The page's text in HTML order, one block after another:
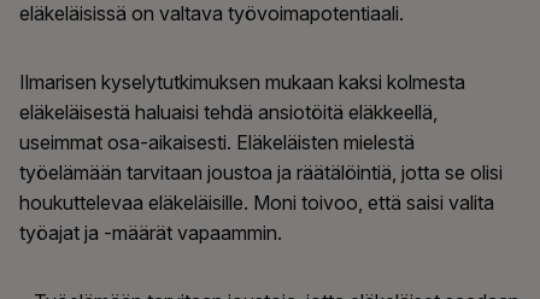
eläkeläisissä on valtava työvoimapotentiaali.
Ilmarisen kyselytutkimuksen mukaan kaksi kolmesta
eläkeläisestä haluaisi tehdä ansiotöitä eläkkeellä,
useimmat osa-aikaisesti. Eläkeläisten mielestä
työelämään tarvitaan joustoa ja räätälöintiä, jotta se olisi
houkuttelevaa eläkeläisille. Moni toivoo, että saisi valita
työajat ja -määrät vapaammin.